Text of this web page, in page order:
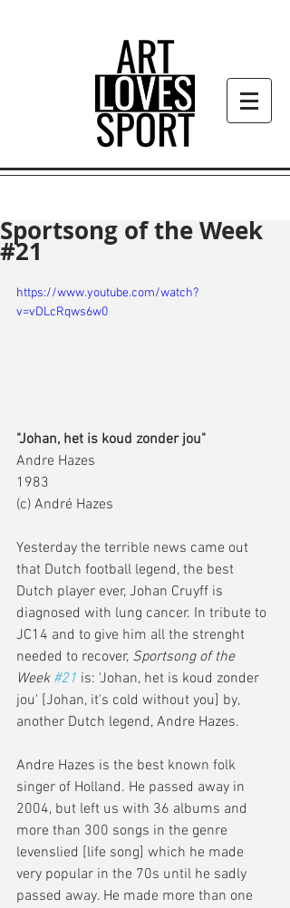
Sportsong of the Week
#21
https://www.youtube.com/watch?
v=vDLcRqws6w0
"Johan, het is koud zonder jou"
Andre Hazes
1983
(c) André Hazes
Yesterday the terrible news came out
that Dutch football legend, the best
Dutch player ever, Johan Cruyff is
diagnosed with lung cancer. In tribute to
JC14 and to give him all the strenght
needed to recover, Sportsong of the
Week #21 is: 'Johan, het is koud zonder
jou' [Johan, it's cold without you] by,
another Dutch legend, Andre Hazes.
Andre Hazes is the best known folk
singer of Holland. He passed away in
2004, but left us with 36 albums and
more than 300 songs in the genre
levenslied [life song] which he made
very popular in the 70s until he sadly
passed away. He made more than one